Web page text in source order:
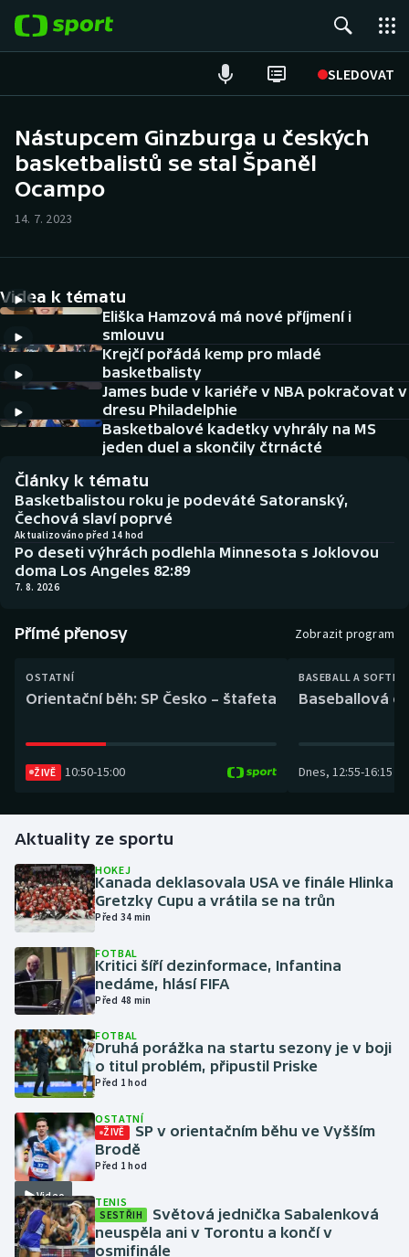
SLEDOVAT
Hokej
Cyklistika
DALŠÍ SPORTY
Americký fotbal
Baseball a softbal
Biatlon
Boby a skeleton
Curling
Dostihy
Futsal
Golf
Gymnastika
Házená
Jezdectví
Judo
Krasobruslení
Lezení
Lyže a snowboard
Moderní pětiboj
Motorsport
NEPŘEHLÉDNĚTE
Soutěže
Aplikace ČT sport
AZ kvíz
Nástupcem Ginzburga u českých
basketbalistů se stal Španěl
Ocampo
14. 7. 2023
Videa k tématu
Eliška Hamzová má nové příjmení i
smlouvu
Krejčí pořádá kemp pro mladé
basketbalisty
James bude v kariéře v NBA pokračovat v
dresu Philadelphie
Basketbalové kadetky vyhrály na MS
jeden duel a skončily čtrnácté
Články k tématu
Basketbalistou roku je podeváté Satoranský,
Čechová slaví poprvé
Aktualizováno před 14 hod
Po deseti výhrách podlehla Minnesota s Joklovou
doma Los Angeles 82:89
7. 8. 2026
Přímé přenosy Zobrazit program
OSTATNÍ
Orientační běh: SP Česko – štafeta
ŽIVĚ 10:50-15:00
BASEBALL A
Baseballová
Dnes, 12:55-16:15
Aktuality ze sportu
HOKEJ
Kanada deklasovala USA ve finále Hlinka
Gretzky Cupu a vrátila se na trůn
Před 34 min
FOTBAL
Kritici šíří dezinformace, Infantina
nedáme, hlásí FIFA
Před 48 min
FOTBAL
Druhá porážka na startu sezony je v boji
o titul problém, připustil Priske
Před 1 hod
Video
OSTATNÍ
ŽIVĚ
SP v orientačním běhu ve Vyšším
Brodě
Před 1 hod
TENIS
SESTŘIH
Světová jednička Sabalenková
neuspěla ani v Torontu a končí v
osmifinále